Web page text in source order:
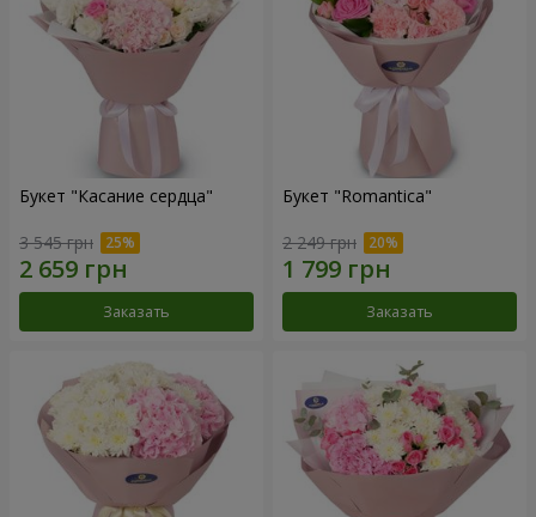
Букет "Касание сердца"
3 545 грн
Заказать
Букет "Romantica"
2 249 грн
Заказать